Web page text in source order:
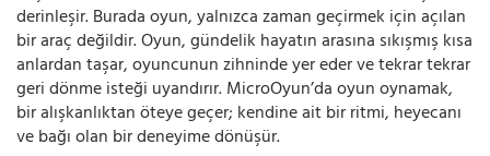
derinleşir. Burada oyun, yalnızca zaman geçirmek için açılan
bir araç değildir. Oyun, gündelik hayatın arasına sıkışmış kısa
anlardan taşar, oyuncunun zihninde yer eder ve tekrar tekrar
geri dönme isteği uyandırır. MicroOyun’da oyun oynamak,
bir alışkanlıktan öteye geçer; kendine ait bir ritmi, heyecanı
ve bağı olan bir deneyime dönüşür.